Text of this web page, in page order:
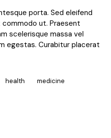
porta. Sed eleifend
ut. Praesent
scelerisque massa vel
egestas. Curabitur placerat
health
medicine